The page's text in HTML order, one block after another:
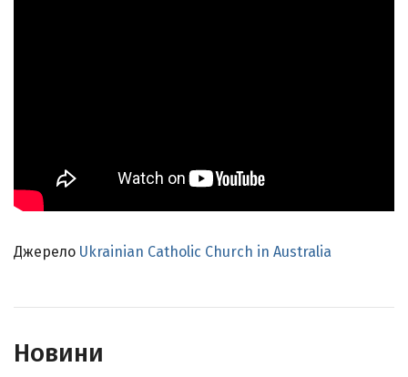
Джерело Ukrainian Catholic Church in Australia
Новини